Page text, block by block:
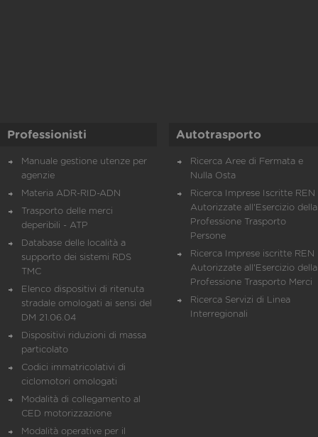
Professionisti
Manuale gestione utenze per
agenzie
Materia ADR-RID-ADN
Trasporto delle merci
deperibili - ATP
Database delle località a
supporto dei sistemi RDS
TMC
Elenco dispositivi di ritenuta
stradale omologati ai sensi del
DM 21.06.04
Dispositivi riduzioni di massa
particolato
Codici immatricolativi di
ciclomotori omologati
Modalità di collegamento al
CED motorizzazione
Modalità operative per il
Autotrasporto
Ricerca Aree di Fermata e
Nulla Osta
Ricerca Imprese Iscritte REN
Autorizzate all'Esercizio della
Professione Trasporto
Persone
Ricerca Imprese iscritte REN
Autorizzate all'Esercizio della
Professione Trasporto Merci
Ricerca Servizi di Linea
Interregionali